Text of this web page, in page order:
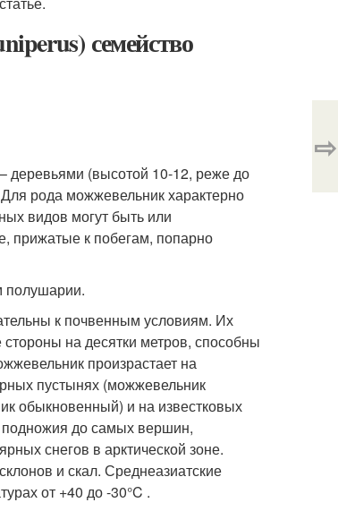
семейство
деревьями (высотой 10-12, реже до
рода можжевельник характерно
видов могут быть или
прижатые к побегам, попарно
полушарии.
к почвенным условиям. Их
на десятки метров, способны
произрастает на
пустынях (можжевельник
обыкновенный) и на известковых
подножия до самых вершин,
снегов в арктической зоне.
и скал. Среднеазиатские
от +40 до -30°C .
⇨